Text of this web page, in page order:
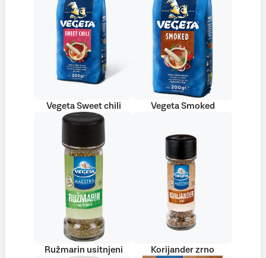
Vegeta Sweet chili Vegeta Smoked
Ružmarin usitnjeni Korijander zrno